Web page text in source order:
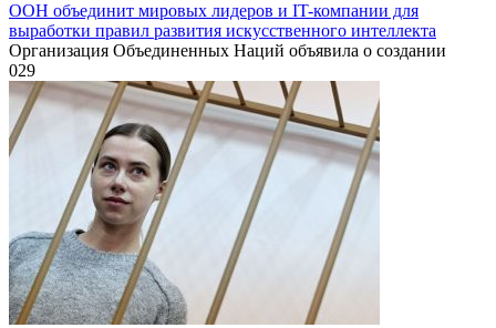
ООН объединит мировых лидеров и IT-компании для
выработки правил развития искусственного интеллекта
Организация Объединенных Наций объявила о создании
029